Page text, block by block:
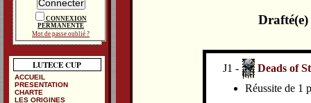
J1 -
Deads of
Réussite de 1
CONNEXION
PERMANENTE
Mot de passe oublié ?
LUTECE CUP
ACCUEIL
PRESENTATION
CHARTE
LES ORIGINES